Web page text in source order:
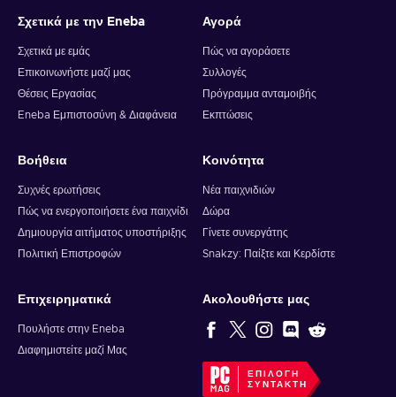
Σχετικά με την Eneba
Σχετικά με εμάς
Επικοινωνήστε μαζί μας
Θέσεις Εργασίας
Eneba Εμπιστοσύνη & Διαφάνεια
Αγορά
Πώς να αγοράσετε
Συλλογές
Πρόγραμμα ανταμοιβής
Εκπτώσεις
Βοήθεια
Συχνές ερωτήσεις
Πώς να ενεργοποιήσετε ένα παιχνίδι
Δημιουργία αιτήματος υποστήριξης
Πολιτική Επιστροφών
Κοινότητα
Νέα παιχνιδιών
Δώρα
Γίνετε συνεργάτης
Snakzy: Παίξτε και Κερδίστε
Επιχειρηματικά
Πουλήστε στην Eneba
Διαφημιστείτε μαζί Μας
Ακολουθήστε μας
ΕΠΙΛΟΓΉ
ΣΥΝΤΆΚΤΗ